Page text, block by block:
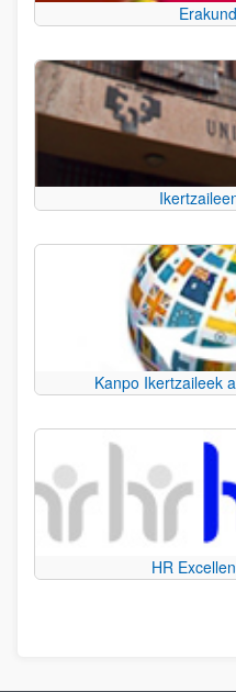
Kanpo Ikertzaileek
HR